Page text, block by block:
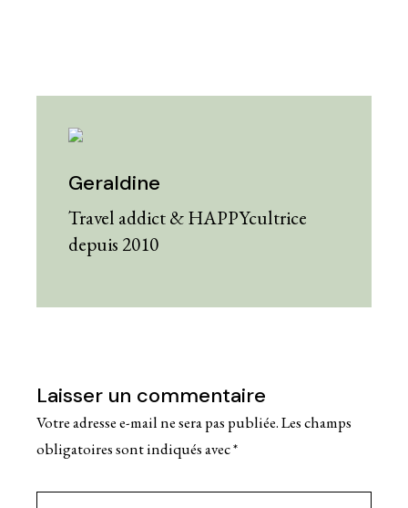
Geraldine
Travel addict & HAPPYcultrice
depuis 2010
Laisser un commentaire
Votre adresse e-mail ne sera pas publiée.Les champs
obligatoires sont indiqués avec*